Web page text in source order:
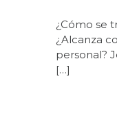
¿Cómo se
¿Alcanza
personal?
[…]